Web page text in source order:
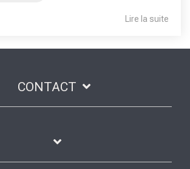
Lire la suite
CONTACT